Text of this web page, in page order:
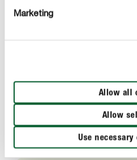
Marketing
Allow all
Allow
Use
мікроелементами
Довготривалий ефект —
Економія у використанні